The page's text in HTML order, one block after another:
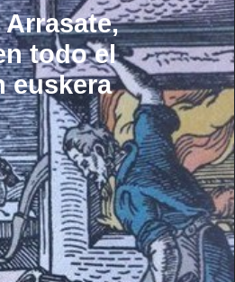
Arrasate,
todo el
euskera